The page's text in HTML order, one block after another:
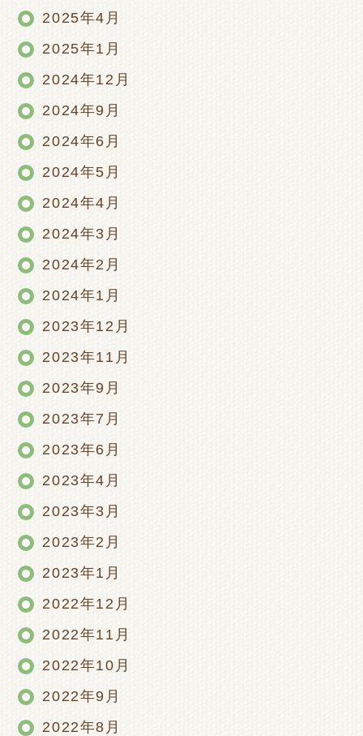
2025年4月
2025年1月
2024年12月
2024年9月
2024年6月
2024年5月
2024年4月
2024年3月
2024年2月
2024年1月
2023年12月
2023年11月
2023年9月
2023年7月
2023年6月
2023年4月
2023年3月
2023年2月
2023年1月
2022年12月
2022年11月
2022年10月
2022年9月
2022年8月